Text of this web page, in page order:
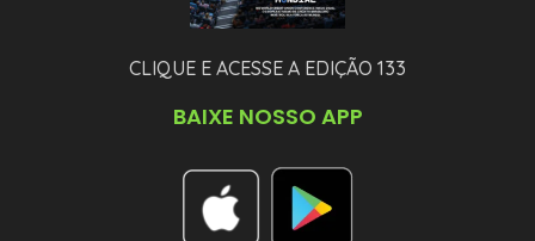
CLIQUE E ACESSE A EDIÇÃO 133
BAIXE NOSSO APP